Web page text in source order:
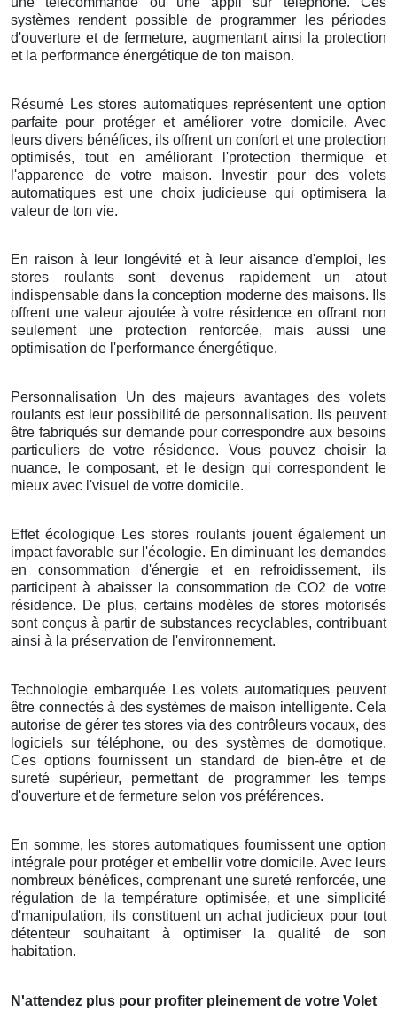
systèmes rendent possible de programmer les périodes
d'ouverture et de fermeture, augmentant ainsi la protection
et la performance énergétique de ton maison.
Résumé Les stores automatiques représentent une option
parfaite pour protéger et améliorer votre domicile. Avec
leurs divers bénéfices, ils offrent un confort et une protection
optimisés, tout en améliorant l'protection thermique et
l'apparence de votre maison. Investir pour des volets
automatiques est une choix judicieuse qui optimisera la
valeur de ton vie.
En raison à leur longévité et à leur aisance d'emploi, les
stores roulants sont devenus rapidement un atout
indispensable dans la conception moderne des maisons. Ils
offrent une valeur ajoutée à votre résidence en offrant non
seulement une protection renforcée, mais aussi une
optimisation de l'performance énergétique.
Personnalisation Un des majeurs avantages des volets
roulants est leur possibilité de personnalisation. Ils peuvent
être fabriqués sur demande pour correspondre aux besoins
particuliers de votre résidence. Vous pouvez choisir la
nuance, le composant, et le design qui correspondent le
mieux avec l'visuel de votre domicile.
Effet écologique Les stores roulants jouent également un
impact favorable sur l'écologie. En diminuant les demandes
en consommation d'énergie et en refroidissement, ils
participent à abaisser la consommation de CO2 de votre
résidence. De plus, certains modèles de stores motorisés
sont conçus à partir de substances recyclables, contribuant
ainsi à la préservation de l'environnement.
Technologie embarquée Les volets automatiques peuvent
être connectés à des systèmes de maison intelligente. Cela
autorise de gérer tes stores via des contrôleurs vocaux, des
logiciels sur téléphone, ou des systèmes de domotique.
Ces options fournissent un standard de bien-être et de
sureté supérieur, permettant de programmer les temps
d'ouverture et de fermeture selon vos préférences.
En somme, les stores automatiques fournissent une option
intégrale pour protéger et embellir votre domicile. Avec leurs
nombreux bénéfices, comprenant une sureté renforcée, une
régulation de la température optimisée, et une simplicité
d'manipulation, ils constituent un achat judicieux pour tout
détenteur souhaitant à optimiser la qualité de son
habitation.
N'attendez plus pour profiter pleinement de votre Volet